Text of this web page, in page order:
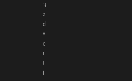
น
a
d
v
e
r
t
i